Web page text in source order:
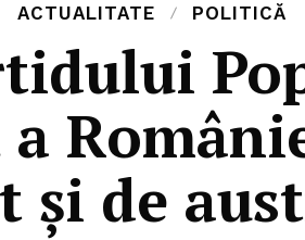
ACTUALITATE POLITICĂ
și de